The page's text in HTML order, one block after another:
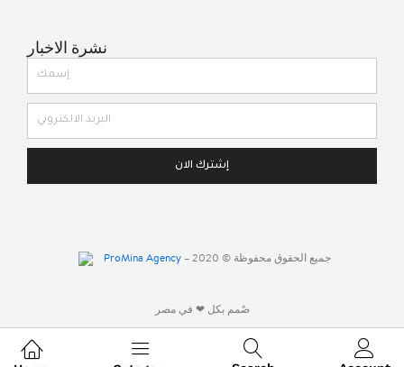
نشرة الاخبار
إشترك الان
ProMina Agency – جميع الحقوق محفوظة © 2020
صٌمم بكل ❤ في مصر